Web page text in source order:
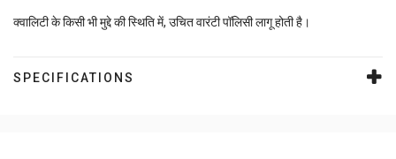
क्वालिटी के किसी भी मुद्दे की स्थिति में, उचित वारंटी पॉलिसी लागू होती है।
SPECIFICATIONS